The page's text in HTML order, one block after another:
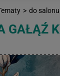
> do salonu
GAŁĄŹ